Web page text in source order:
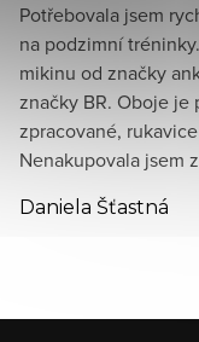
Potřebovala jsem
na podzimní
mikinu od značky
značky BR. Oboje je
zpracované,
Nenakupovala jsem
Daniela Šťastná